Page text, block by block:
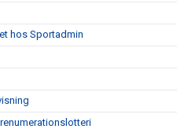
hos Sportadmin